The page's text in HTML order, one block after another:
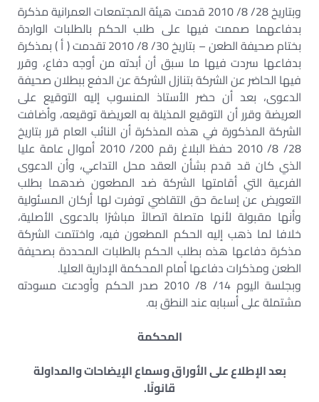
وبتاريخ 28/ 8/ 2010 قدمت هيئة المجتمعات العمرانية مذكرة
بدفاعهما صممت فيها على طلب الحكم بالطلبات الواردة
بختام صحيفة الطعن – بتاريخ 30/ 8/ 2010 تقدمت ( أ ) بمذكرة
بدفاعها سردت فيها ما سبق أن أبدته من أوجه دفاع، وقرر
فيها الحاضر عن الشركة بتنازل الشركة عن الدفع ببطلان صحيفة
الدعوى، بعد أن حضر الأستاذ المنسوب إليه التوقيع على
العريضة وقرر أن التوقيع المذيلة به العريضة توقيعه، وأضافت
الشركة المذكورة في هذه المذكرة أن النائب العام قرر بتاريخ
28/ 8/ 2010 حفظ البلاغ رقم 200/ 2010 أموال عامة عليا
الذي كان قد قدم بشأن العقد محل التداعي، وأن الدعوى
الفرعية التي أقامتها الشركة ضد المطعون ضدهما بطلب
التعويض عن إساءة حق التقاضي توفرت لها أركان المسئولية
وأنها مقبولة لأنها متصلة اتصالاً مباشرًا بالدعوى الأصلية،
خلافا لما ذهب إليه الحكم المطعون فيه، واختتمت الشركة
مذكرة دفاعها هذه بطلب الحكم بالطلبات المحددة بصحيفة
الطعن ومذكرات دفاعها أمام المحكمة الإدارية العليا.
وبجلسة اليوم 14/ 8/ 2010 صدر الحكم وأودعت مسودته
مشتملة على أسبابه عند النطق به.
المحكمة
بعد الإطلاع على الأوراق وسماع الإيضاحات والمداولة
قانونًا.